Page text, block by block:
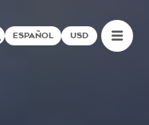
ESPAÑOL USD